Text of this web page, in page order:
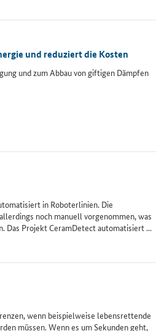
und reduziert die Kosten
und zum Abbau von giftigen Dämpfen
in Roboterlinien. Die
noch manuell vorgenommen, was
Das Projekt CeramDetect automatisiert ...
wenn beispielweise lebensrettende
müssen. Wenn es um Sekunden geht,